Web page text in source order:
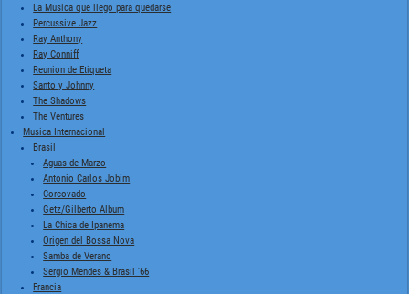
La Musica que llego para quedarse
Percussive Jazz
Ray Anthony
Ray Conniff
Reunion de Etiqueta
Santo y Johnny
The Shadows
The Ventures
Musica Internacional
Brasil
Aguas de Marzo
Antonio Carlos Jobim
Corcovado
Getz/Gilberto Album
La Chica de Ipanema
Origen del Bossa Nova
Samba de Verano
Sergio Mendes & Brasil '66
Francia